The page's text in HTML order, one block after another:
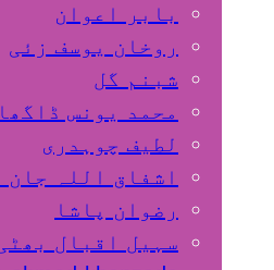
بابر اعوان
روخان یوسف زئی
شبنم گل
محمد یونس ڈاگھا
لطیف چوہدری
اشفاق اللہ جان
رضوان پاشا
سہیل اقبال